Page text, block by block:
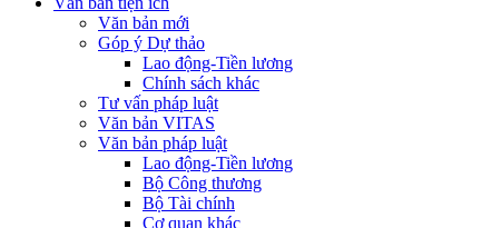
Văn bản mới
Góp ý Dự thảo
Lao động-Tiền lương
Chính sách khác
Tư vấn pháp luật
Văn bản VITAS
Văn bản pháp luật
Lao động-Tiền lương
Bộ Công thương
Bộ Tài chính
Cơ quan khác